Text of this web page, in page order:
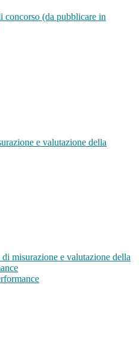
concorso (da pubblicare in
e valutazione della
di misurazione e valutazione della